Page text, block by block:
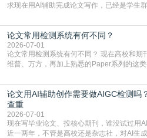
求现在用AI辅助完成论文写作，已经是学生
但很多人忽略了，AI生成的内容天生带有
含大量已公开的学术内容、网络原创内容，
复片
论文常用检测系统有何不同？
2026-07-01
论文常用检测系统有何不同？ 现在高校和期刊常用的论文查重系统主要是知网、
维普、万方，再加上熟悉的Paper系列的这
查数值误导。知网（CNKI）是学校定稿检
生联合比对库，能比历届学长论文，硕博用
库，期刊投稿用AMLMC/SML
论文用AI辅助创作需要做AIGC检测吗
查重
2026-07-01
现在写毕业论文、投核心期刊，谁没试过用
近一两年，不管是高校还是杂志社，对AI生